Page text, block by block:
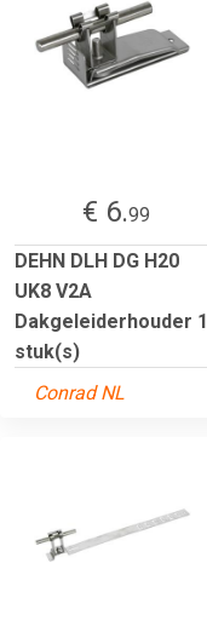
€ 6.99
DEHN DLH DG H20
UK8 V2A
Dakgeleiderhouder 1
stuk(s)
Conrad NL